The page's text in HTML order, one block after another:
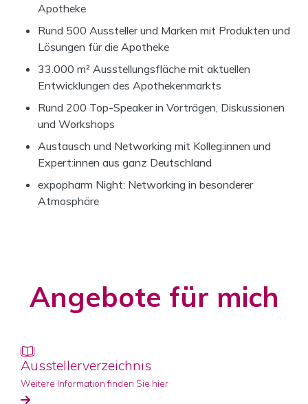
Apotheke
Rund 500 Aussteller und Marken mit Produkten und
Lösungen für die Apotheke
33.000 m² Ausstellungsfläche mit aktuellen
Entwicklungen des Apothekenmarkts
Rund 200 Top-Speaker in Vorträgen, Diskussionen
und Workshops
Austausch und Networking mit Kolleg:innen und
Expert:innen aus ganz Deutschland
expopharm Night: Networking in besonderer
Atmosphäre
Angebote für mich
Ausstellerverzeichnis
Weitere Information finden Sie hier